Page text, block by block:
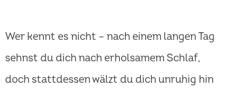
Wer kennt es nicht – nach einem langen Tag
sehnst du dich nach erholsamem Schlaf,
doch stattdessen wälzt du dich unruhig hin